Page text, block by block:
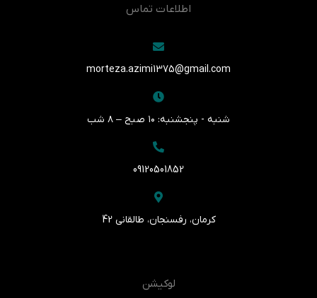
اطلاعات تماس
morteza.azimi1375@gmail.com
شنبه - پنجشنبه: ۱۰ صبح – ۸ شب
09120501852
کرمان، رفسنجان، طالقانی 42
لوکیشن